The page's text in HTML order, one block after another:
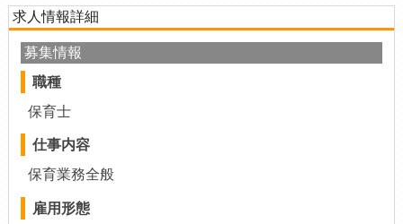
求人情報詳細
募集情報
職種
保育士
仕事内容
保育業務全般
雇用形態